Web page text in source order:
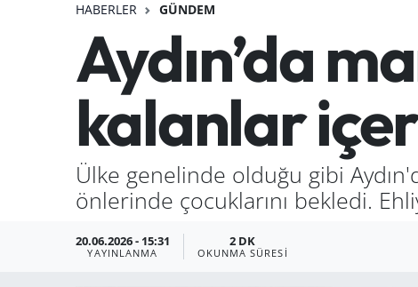
HABERLER GÜNDEM
Aydın’da
kalanlar
Ülke genelinde olduğu gibi
önlerinde çocuklarını bekledi.
20.06.2026 - 15:31
YAYINLANMA
2 DK
OKUNMA SÜRESI